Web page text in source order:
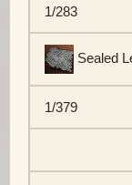
1/283
Sealed
1/379